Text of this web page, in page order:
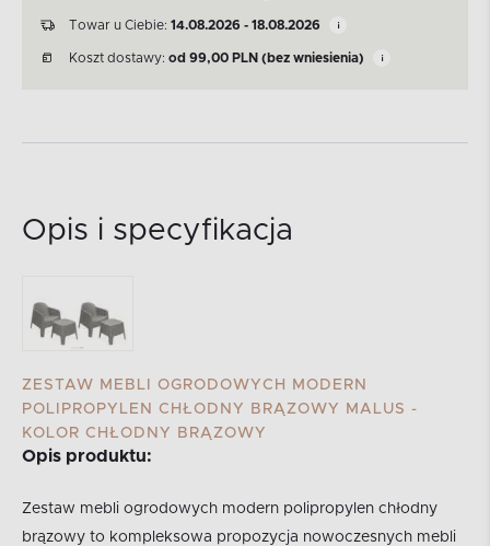
Towar u Ciebie: 14.08.2026 - 18.08.2026
Koszt dostawy: od 99,00 PLN (bez wniesienia)
Opis i specyfikacja
ZESTAW MEBLI OGRODOWYCH MODERN
POLIPROPYLEN CHŁODNY BRĄZOWY MALUS -
KOLOR CHŁODNY BRĄZOWY
Opis produktu:
Zestaw mebli ogrodowych modern polipropylen chłodny
brązowy to kompleksowa propozycja nowoczesnych mebli